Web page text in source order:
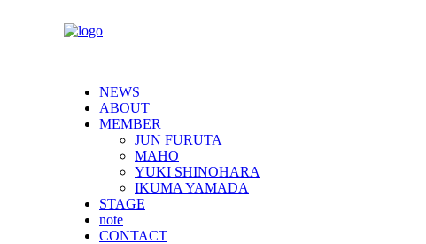
NEWS
ABOUT
MEMBER
JUN FURUTA
MAHO
YUKI SHINOHARA
IKUMA YAMADA
STAGE
note
CONTACT